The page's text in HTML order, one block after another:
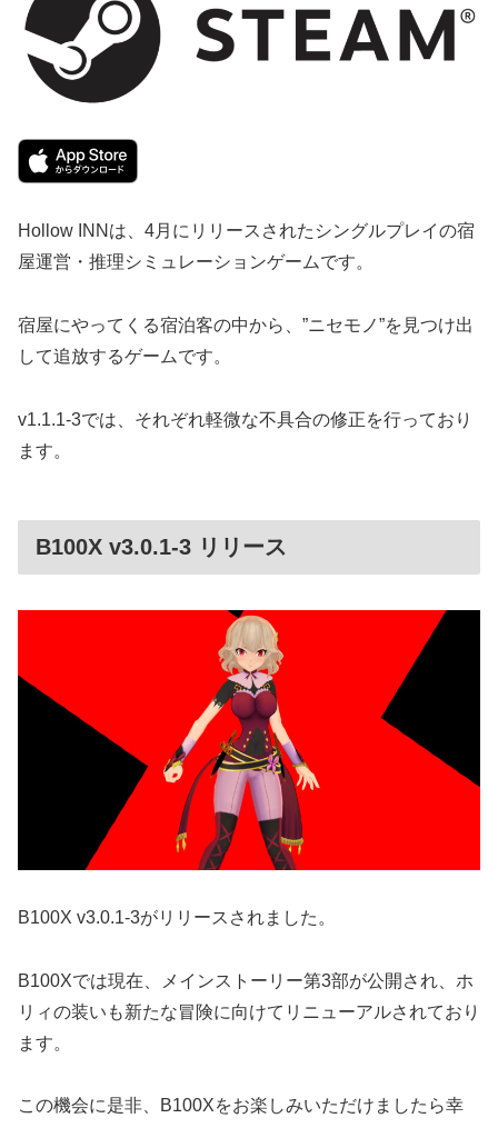
Hollow INNは、4月にリリースされたシングルプレイの宿
屋運営・推理シミュレーションゲームです。
宿屋にやってくる宿泊客の中から、”ニセモノ”を見つけ出
して追放するゲームです。
v1.1.1-3では、それぞれ軽微な不具合の修正を行っており
ます。
B100X v3.0.1-3 リリース
B100X v3.0.1-3がリリースされました。
B100Xでは現在、メインストーリー第3部が公開され、ホ
リィの装いも新たな冒険に向けてリニューアルされており
ます。
この機会に是非、B100Xをお楽しみいただけましたら幸